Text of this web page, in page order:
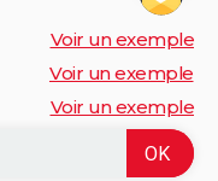
Voir un exemple
Voir un exemple
Voir un exemple